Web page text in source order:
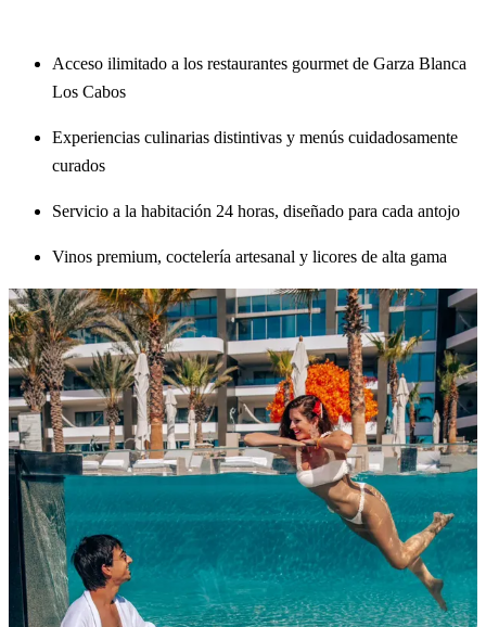
Acceso ilimitado a los restaurantes gourmet de Garza Blanca
Los Cabos
Experiencias culinarias distintivas y menús cuidadosamente
curados
Servicio a la habitación 24 horas, diseñado para cada antojo
Vinos premium, coctelería artesanal y licores de alta gama